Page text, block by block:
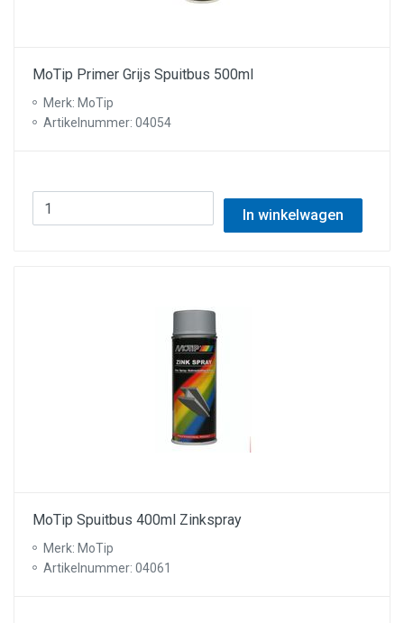
MoTip Primer Grijs Spuitbus 500ml
Merk: MoTip
Artikelnummer: 04054
In winkelwagen
MoTip Spuitbus 400ml Zinkspray
Merk: MoTip
Artikelnummer: 04061